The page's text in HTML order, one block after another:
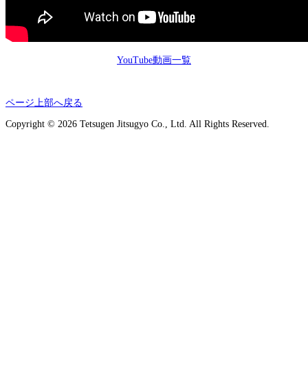
YouTube動画一覧
ページ上部へ戻る
Copyright © 2026 Tetsugen Jitsugyo Co., Ltd. All Rights Reserved.